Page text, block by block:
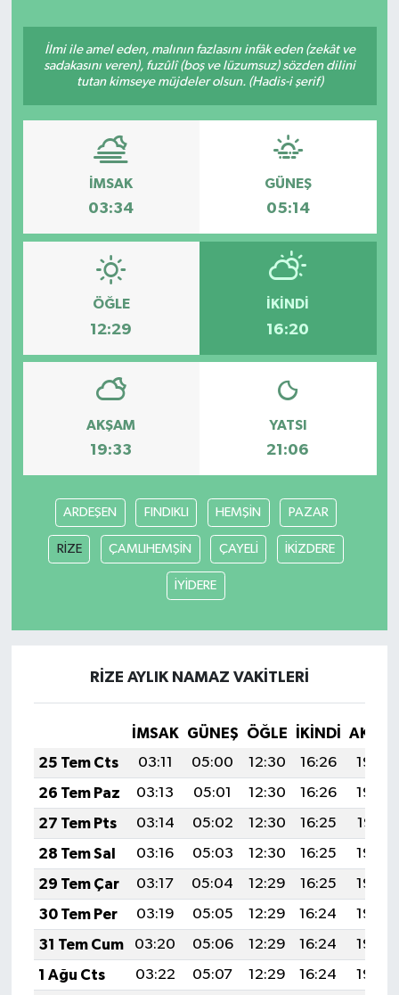
İlmi ile amel eden, malının fazlasını infâk eden (zekât ve
sadakasını veren), fuzûlî (boş ve lüzumsuz) sözden dilini
tutan kimseye müjdeler olsun. (Hadis-i şerif)
İMSAK
03:34
GÜNEŞ
05:14
ÖĞLE
12:29
İKINDI
16:20
AKŞAM
19:33
YATSI
21:06
ARDEŞEN FINDIKLI HEMŞİN PAZAR
RİZE ÇAMLIHEMŞİN ÇAYELİ İKİZDERE
İYİDERE
RİZE AYLIK NAMAZ VAKITLERI
İMSAK GÜNEŞ ÖĞLE İKINDI
25 Tem Cts
03:11 05:00 12:30 16:26
19:49
26 Tem Paz
03:13 05:01 12:30 16:26
19:48
27 Tem Pts
03:14 05:02 12:30 16:25
19:47
28 Tem Sal
03:16 05:03 12:30 16:25
19:46
29 Tem Çar
03:17 05:04 12:29 16:25
19:45
30 Tem Per
03:19 05:05 12:29 16:24
19:44
31 Tem Cum
03:20 05:06 12:29 16:24
19:43
1 Ağu Cts
03:22 05:07 12:29 16:24
19:42
Yaşam
Resmi ilanlar